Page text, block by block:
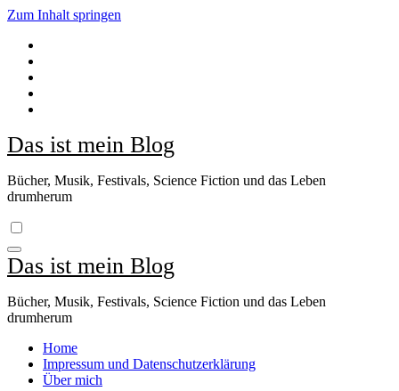
Zum Inhalt springen
Das ist mein Blog
Bücher, Musik, Festivals, Science Fiction und das Leben
drumherum
Das ist mein Blog
Bücher, Musik, Festivals, Science Fiction und das Leben
drumherum
Home
Impressum und Datenschutzerklärung
Über mich